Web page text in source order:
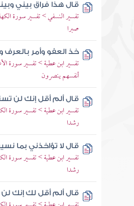
قال هذا فراق بيني
تفسير النسفي > تفسير سورة
صبرا
خذ العفو وأمر
تفسير ابن عطية > تفسير سورة
أنفسهم ينصرون
قال ألم أقل إنك لن
تفسير ابن عطية > تفسير سورة
رشدا
قال لا تؤاخذني بما
تفسير ابن عطية > تفسير سورة
رشدا
قال ألم أقل لك إنك